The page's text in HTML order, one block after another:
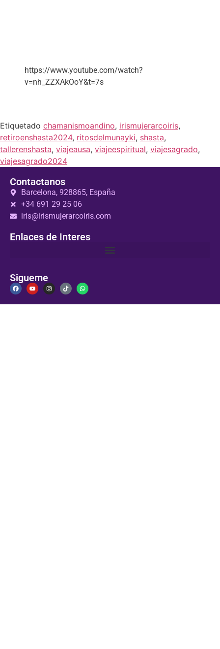
https://www.youtube.com/watch?
v=nh_ZZXAkOoY&t=7s
Etiquetado chamanismoandino, irismujerarcoiris,
retiroenshasta2024, ritosdelmunayki, shasta,
tallerenshasta, viajeausa, viajeespiritual, viajesagrado,
viajesagrado2024
Contactanos
Barcelona, 928865, España
+34 691 29 25 06
iris@irismujerarcoiris.com
Enlaces de Interes
Sigueme